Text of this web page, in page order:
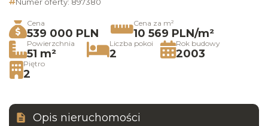
Cena
539 000 PLN
Cena za m²
10 569 PLN/m²
Powierzchnia
51 m²
Liczba pokoi
2
Rok budowy
2003
Piętro
2
Opis nieruchomości